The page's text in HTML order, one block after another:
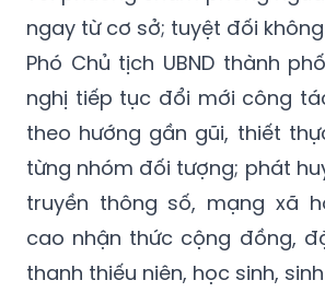
ngay từ cơ sở; tuyệt đối
Phó Chủ tịch UBND thành
nghị tiếp tục đổi mới công
theo hướng gần gũi, thiết
từng nhóm đối tượng; phát
truyền thông số, mạng xã
cao nhận thức cộng đồng,
thanh thiếu niên, học sinh,